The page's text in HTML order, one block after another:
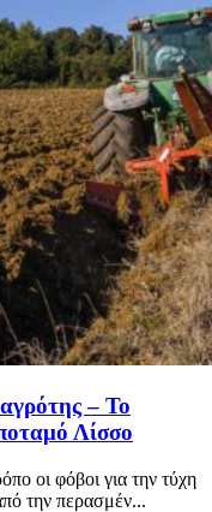
– Το
Λίσσο
οι φόβοι για την τύχη
την περασμέν...